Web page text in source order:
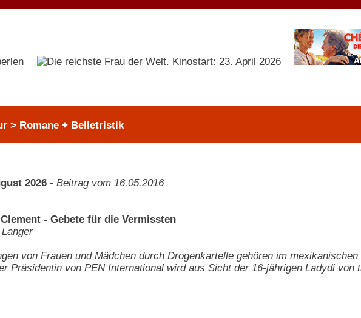
> Romane + Belletristik
2026 - Beitrag vom 16.05.2016
- Gebete für die Vermissten
von Frauen und Mädchen durch Drogenkartelle gehören im
Präsidentin von PEN International wird aus Sicht der 16-jährigen Ladydi von